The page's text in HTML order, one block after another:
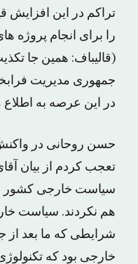
تراکم در این افزایش
را برای انجام پروژه
(قالیباف: همین جا
جمهوری مدیریت
در این عرصه به اطلاع
حسن روحانی در
تعجب کردم از بیان
سیاست خارجی کشور
هم نکردند. سیاست
شرایطی که ما بعد از
خارجی بود که